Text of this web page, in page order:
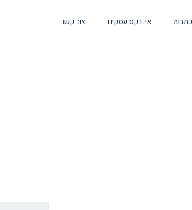
כתבות אינדקס עסקים צור קשר